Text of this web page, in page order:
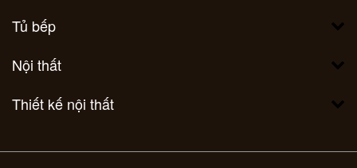
Tủ bếp
Nội thất
Thiết kế nội thất